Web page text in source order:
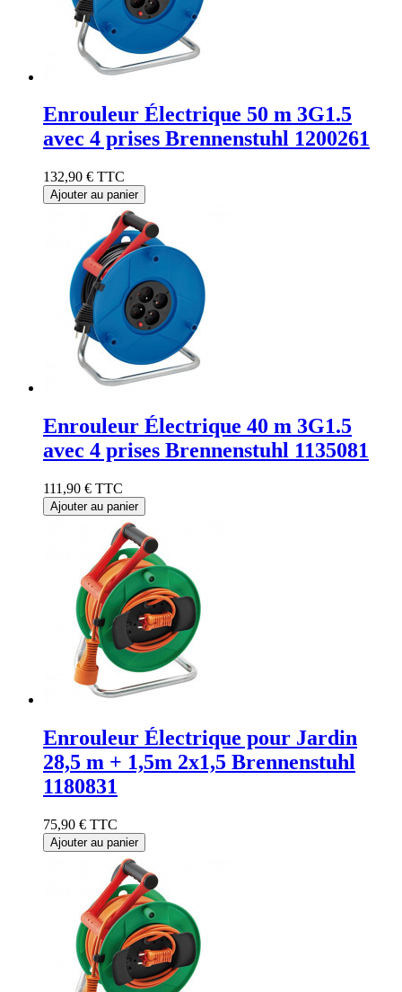
Enrouleur Électrique 50 m 3G1.5
avec 4 prises Brennenstuhl 1200261
132,90 € TTC
Ajouter au panier
Enrouleur Électrique 40 m 3G1.5
avec 4 prises Brennenstuhl 1135081
111,90 € TTC
Ajouter au panier
Enrouleur Électrique pour Jardin
28,5 m + 1,5m 2x1,5 Brennenstuhl
1180831
75,90 € TTC
Ajouter au panier